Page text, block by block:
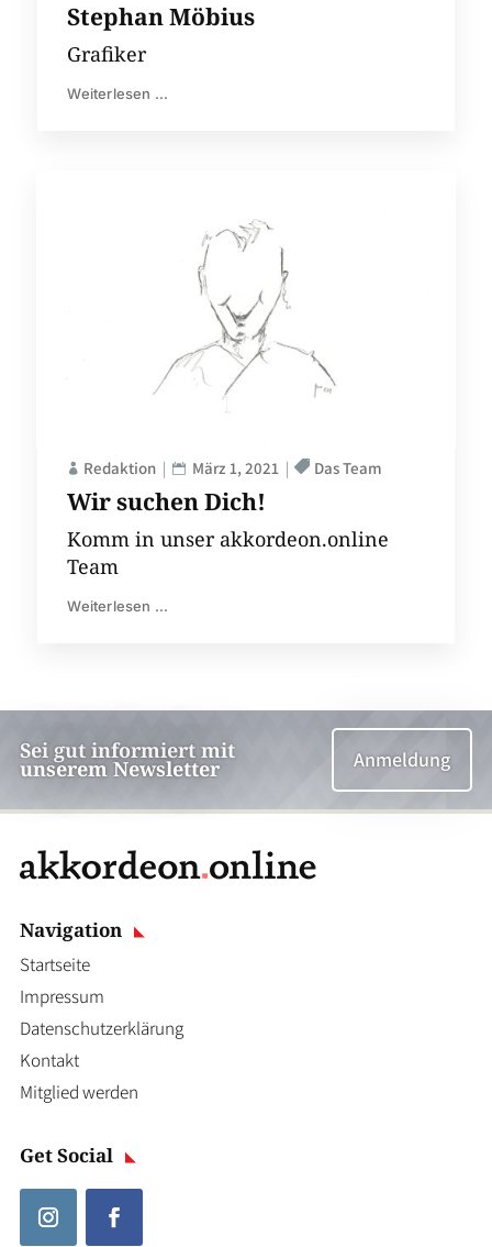
Stephan Möbius
Grafiker
Weiterlesen ...
Wir suchen Dich!
Redaktion März 1, 2021 Das Team
Komm in unser akkordeon.online
Team
Weiterlesen ...
Sei gut informiert mit
unserem Newsletter Anmeldung
Navigation
Startseite
Impressum
Datenschutzerklärung
Kontakt
Mitglied werden
Get Social